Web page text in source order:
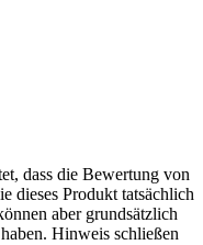
dass die Bewertung von
dieses Produkt tatsächlich
aber grundsätzlich
Hinweis schließen